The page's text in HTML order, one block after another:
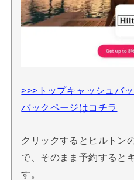
>>>トップキャッシュバ
バックページはコチラ
クリックするとヒルトン
で、そのまま予約すると
す。